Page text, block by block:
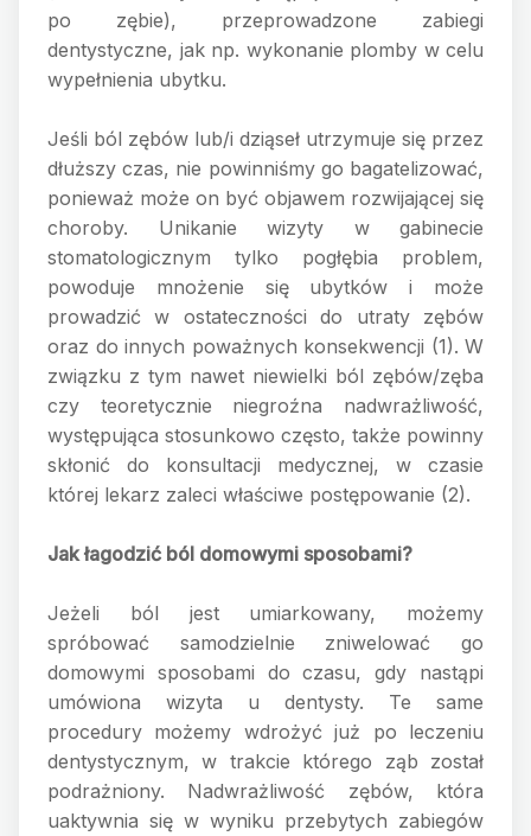
po zębie), przeprowadzone zabiegi
dentystyczne, jak np. wykonanie plomby w celu
wypełnienia ubytku.
Jeśli ból zębów lub/i dziąseł utrzymuje się przez
dłuższy czas, nie powinniśmy go bagatelizować,
ponieważ może on być objawem rozwijającej się
choroby. Unikanie wizyty w gabinecie
stomatologicznym tylko pogłębia problem,
powoduje mnożenie się ubytków i może
prowadzić w ostateczności do utraty zębów
oraz do innych poważnych konsekwencji (1). W
związku z tym nawet niewielki ból zębów/zęba
czy teoretycznie niegroźna nadwrażliwość,
występująca stosunkowo często, także powinny
skłonić do konsultacji medycznej, w czasie
której lekarz zaleci właściwe postępowanie (2).
Jak łagodzić ból domowymi sposobami?
Jeżeli ból jest umiarkowany, możemy
spróbować samodzielnie zniwelować go
domowymi sposobami do czasu, gdy nastąpi
umówiona wizyta u dentysty. Te same
procedury możemy wdrożyć już po leczeniu
dentystycznym, w trakcie którego ząb został
podrażniony. Nadwrażliwość zębów, która
uaktywnia się w wyniku przebytych zabiegów